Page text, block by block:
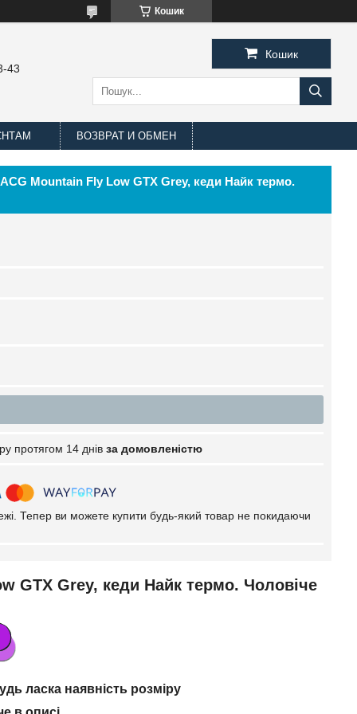
Кошик
43
Кошик
ВОЗВРАТ И ОБМЕН
ACG Mountain Fly Low GTX Grey, кеди Найк термо.
протягом 14 днів за домовленістю
Тепер ви можете купити будь-який товар не покидаючи
GTX Grey, кеди Найк термо. Чоловіче
ласка наявність розміру